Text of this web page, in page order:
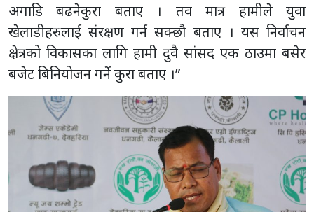
अगाडि बढनेकुरा बताए । तव मात्र हामीले युवा
खेलाडीहरुलाई संरक्षण गर्न सक्छौ बताए । यस निर्वाचन
क्षेत्रको विकासका लागि हामी दुवै सांसद एक ठाउमा बसेर
बजेट बिनियोजन गर्ने कुरा बताए ।”